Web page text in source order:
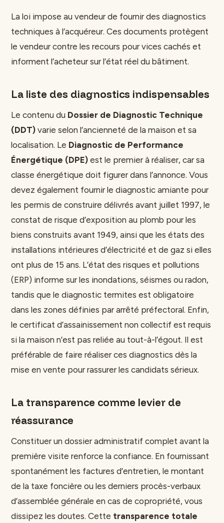
La loi impose au vendeur de fournir des diagnostics
techniques à l’acquéreur. Ces documents protègent
le vendeur contre les recours pour vices cachés et
informent l’acheteur sur l’état réel du bâtiment.
La liste des diagnostics indispensables
Le contenu du Dossier de Diagnostic Technique
(DDT) varie selon l’ancienneté de la maison et sa
localisation. Le Diagnostic de Performance
Énergétique (DPE) est le premier à réaliser, car sa
classe énergétique doit figurer dans l’annonce. Vous
devez également fournir le diagnostic amiante pour
les permis de construire délivrés avant juillet 1997, le
constat de risque d’exposition au plomb pour les
biens construits avant 1949, ainsi que les états des
installations intérieures d’électricité et de gaz si elles
ont plus de 15 ans. L’état des risques et pollutions
(ERP) informe sur les inondations, séismes ou radon,
tandis que le diagnostic termites est obligatoire
dans les zones définies par arrêté préfectoral. Enfin,
le certificat d’assainissement non collectif est requis
si la maison n’est pas reliée au tout-à-l’égout. Il est
préférable de faire réaliser ces diagnostics dès la
mise en vente pour rassurer les candidats sérieux.
La transparence comme levier de
réassurance
Constituer un dossier administratif complet avant la
première visite renforce la confiance. En fournissant
spontanément les factures d’entretien, le montant
de la taxe foncière ou les derniers procès-verbaux
d’assemblée générale en cas de copropriété, vous
dissipez les doutes. Cette transparence totale